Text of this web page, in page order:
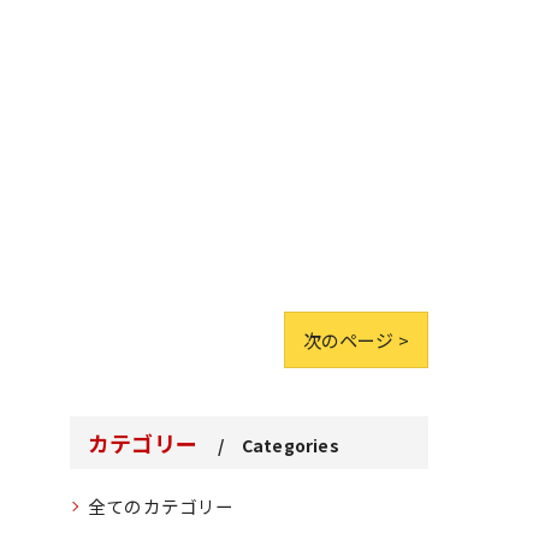
次のページ >
カテゴリー Categories
全てのカテゴリー